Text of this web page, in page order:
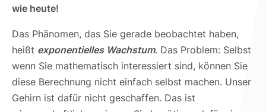
wie heute!
Das Phänomen, das Sie gerade beobachtet haben,
heißt exponentielles Wachstum. Das Problem: Selbst
wenn Sie mathematisch interessiert sind, können Sie
diese Berechnung nicht einfach selbst machen. Unser
Gehirn ist dafür nicht geschaffen. Das ist